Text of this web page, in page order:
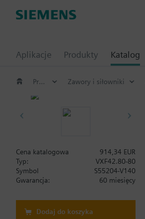
Aplikacje Produkty Katalog
Produkty HVAC Zawory i siłowniki
Cena katalogowa
914,34 EUR
Typ:
VXF42.80-80
Symbol
S55204-V140
Gwarancja:
60 miesięcy
Dodaj do koszyka